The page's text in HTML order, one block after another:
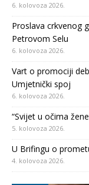
6. kolovoza 2026.
Proslava crkvenog
Petrovom Selu
6. kolovoza 2026.
Vart o promociji
Umjetnički spoj
6. kolovoza 2026.
“Svijet u očima
5. kolovoza 2026.
U Brifingu o
4. kolovoza 2026.